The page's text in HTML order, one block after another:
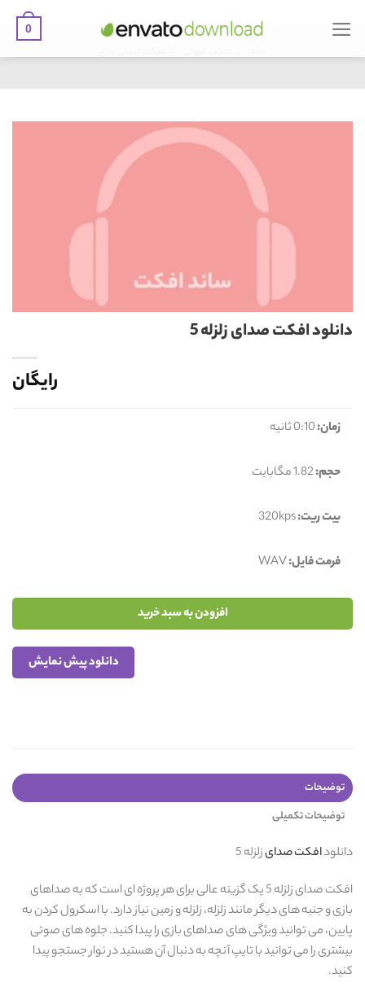
Skip
to
0
/
/
دانلود افکت صدای زلزله 5
رایگان
زمان:0:10 ثانیه
حجم:1.82 مگابایت
بیت ریت:320kps
فرمت فایل:WAV
افزودن به سبد خرید
دانلود پیش نمایش
توضیحات
توضیحات تکمیلی
دانلودافکت صدایزلزله 5
افکت صدای زلزله 5 یک گزینه عالی برای هر پروژه ای است که به صداهای
بازی و جنبه های دیگر مانند زلزله، زلزله و زمین نیاز دارد. با اسکرول کردن به
پایین، می توانید ویژگی های صداهای بازی را پیدا کنید. جلوه های صوتی
بیشتری را می توانید با تایپ آنچه به دنبال آن هستید در نوار جستجو پیدا
کنید.